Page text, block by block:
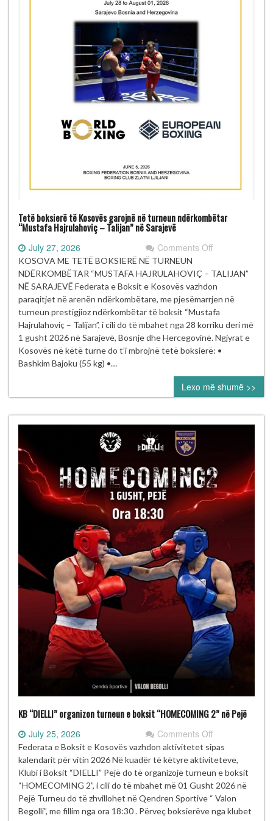
Tetë boksierë të Kosovës garojnë në turneun ndërkombëtar
“Mustafa Hajrulahoviç – Talijan” në Sarajevë
July 27, 2026 Comments Offon
boksierë
të Kosovës
garojnë
në turneun
ndërkombëtar
“Mustafa
–
Sarajevë
KOSOVA ME TETË BOKSIERË NË TURNEUN
NDËRKOMBËTAR “MUSTAFA HAJRULAHOVIÇ – TALIJAN”
NË SARAJEVË Federata e Boksit e Kosovës vazhdon
paraqitjet në arenën ndërkombëtare, me pjesëmarrjen në
turneun prestigjioz ndërkombëtar të boksit “Mustafa
Hajrulahoviç – Talijan”, i cili do të mbahet nga 28 korriku deri më
1 gusht 2026 në Sarajevë, Bosnje dhe Hercegovinë. Ngjyrat e
Kosovës në këtë turne do t’i mbrojnë tetë boksierë: •
Bashkim Bajoku (55 kg) •…
Lexo më shumë >>
KB “DIELLI” organizon turneun e boksit “HOMECOMING 2” në Pejë
July 25, 2026 Comments Offon
KB
“DIELLI”
organizon
turneun
e
boksit
Federata e Boksit e Kosovës vazhdon aktivitetet sipas
kalendarit për vitin 2026 Në kuadër të këtyre aktiviteteve,
Klubi i Boksit “DIELLI” Pejë do të organizojë turneun e boksit
“HOMECOMING 2”, i cili do të mbahet më 01 Gusht 2026 në
Pejë Turneu do të zhvillohet në Qendren Sportive “ Valon
Begolli”, me fillim nga ora 18:30 . Përveç boksierëve nga klubet